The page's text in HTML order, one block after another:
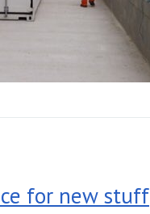
for new stuff